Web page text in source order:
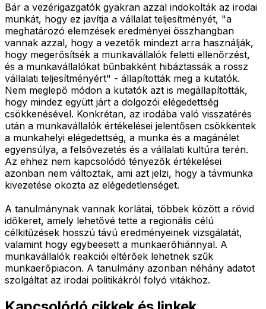
Bár a vezérigazgatók gyakran azzal indokolták az irodai
munkát, hogy ez javítja a vállalat teljesítményét, "a
meghatározó elemzések eredményei összhangban
vannak azzal, hogy a vezetők mindezt arra használják,
hogy megerősítsék a munkavállalók feletti ellenőrzést,
és a munkavállalókat bűnbakként hibáztassák a rossz
vállalati teljesítményért" - állapították meg a kutatók.
Nem meglepő módon a kutatók azt is megállapították,
hogy mindez együtt járt a dolgozói elégedettség
csökkenésével. Konkrétan, az irodába való visszatérés
után a munkavállalók értékelései jelentősen csökkentek
a munkahelyi elégedettség, a munka és a magánélet
egyensúlya, a felsővezetés és a vállalati kultúra terén.
Az ehhez nem kapcsolódó tényezők értékelései
azonban nem változtak, ami azt jelzi, hogy a távmunka
kivezetése okozta az elégedetlenséget.
A tanulmánynak vannak korlátai, többek között a rövid
időkeret, amely lehetővé tette a regionális célú
célkitűzések hosszú távú eredményeinek vizsgálatát,
valamint hogy egybeesett a munkaerőhiánnyal. A
munkavállalók reakciói eltérőek lehetnek szűk
munkaerőpiacon. A tanulmány azonban néhány adatot
szolgáltat az irodai politikákról folyó vitákhoz.